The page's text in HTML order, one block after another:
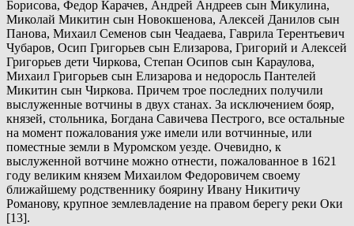
Борисова, Федор Карачев, Андрей Андреев сын Микулина,
Миколай Микитин сын Новокшенова, Алексей Данилов сын
Панова, Михаил Семенов сын Чеадаева, Гаврила Терентьевич
Чубаров, Осип Григорьев сын Елизарова, Григорий и Алексей
Григорьев дети Чиркова, Степан Осипов сын Караулова,
Михаил Григорьев сын Елизарова и недоросль Пантелей
Микитин сын Чиркова. Причем трое последних получили
выслуженные вотчины в двух станах. За исключением бояр,
князей, стольника, Богдана Савичева Пестрого, все остальные
на момент пожалования уже имели или вотчинные, или
поместные земли в Муромском уезде. Очевидно, к
выслуженной вотчине можно отнести, пожалованное в 1621
году великим князем Михаилом Федоровичем своему
ближайшему родственнику боярину Ивану Никитичу
Романову, крупное землевладение на правом берегу реки Оки
[13].